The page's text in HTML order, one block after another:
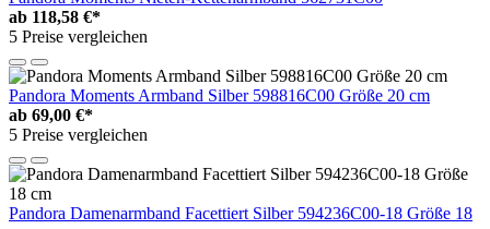
ab 118,58 €*
5 Preise vergleichen
Pandora Moments Armband Silber 598816C00 Größe 20 cm
ab 69,00 €*
5 Preise vergleichen
Pandora Damenarmband Facettiert Silber 594236C00-18 Größe 18